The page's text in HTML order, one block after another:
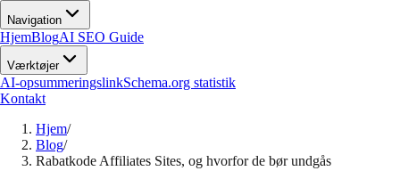
Navigation
HjemBlogAI SEO Guide
Værktøjer
AI-opsummeringslinkSchema.org statistik
Kontakt
Hjem/
Blog/
Rabatkode Affiliates Sites, og hvorfor de bør undgås